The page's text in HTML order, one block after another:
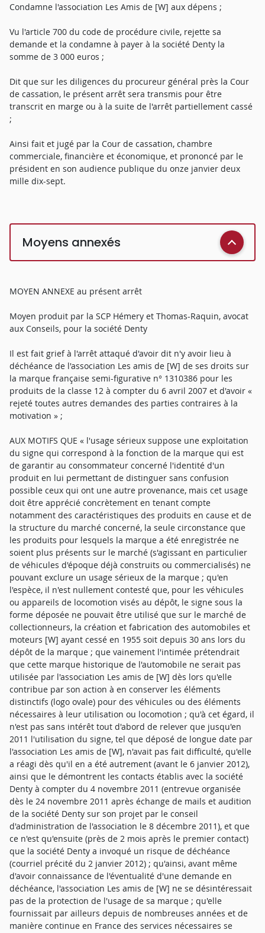
Condamne l'association Les Amis de [W] aux dépens ;
Vu l'article 700 du code de procédure civile, rejette sa
demande et la condamne à payer à la société Denty la
somme de 3 000 euros ;
Dit que sur les diligences du procureur général près la Cour
de cassation, le présent arrêt sera transmis pour être
transcrit en marge ou à la suite de l'arrêt partiellement cassé
;
Ainsi fait et jugé par la Cour de cassation, chambre
commerciale, financière et économique, et prononcé par le
président en son audience publique du onze janvier deux
mille dix-sept.
Moyens annexés
MOYEN ANNEXE au présent arrêt
Moyen produit par la SCP Hémery et Thomas-Raquin, avocat
aux Conseils, pour la société Denty
Il est fait grief à l'arrêt attaqué d'avoir dit n'y avoir lieu à
déchéance de l'association Les amis de [W] de ses droits sur
la marque française semi-figurative n° 1310386 pour les
produits de la classe 12 à compter du 6 avril 2007 et d'avoir «
rejeté toutes autres demandes des parties contraires à la
motivation » ;
AUX MOTIFS QUE « l'usage sérieux suppose une exploitation
du signe qui correspond à la fonction de la marque qui est
de garantir au consommateur concerné l'identité d'un
produit en lui permettant de distinguer sans confusion
possible ceux qui ont une autre provenance, mais cet usage
doit être apprécié concrètement en tenant compte
notamment des caractéristiques des produits en cause et de
la structure du marché concerné, la seule circonstance que
les produits pour lesquels la marque a été enregistrée ne
soient plus présents sur le marché (s'agissant en particulier
de véhicules d'époque déjà construits ou commercialisés) ne
pouvant exclure un usage sérieux de la marque ; qu'en
l'espèce, il n'est nullement contesté que, pour les véhicules
ou appareils de locomotion visés au dépôt, le signe sous la
forme déposée ne pouvait être utilisé que sur le marché de
collectionneurs, la création et fabrication des automobiles et
moteurs [W] ayant cessé en 1955 soit depuis 30 ans lors du
dépôt de la marque ; que vainement l'intimée prétendrait
que cette marque historique de l'automobile ne serait pas
utilisée par l'association Les amis de [W] dès lors qu'elle
contribue par son action à en conserver les éléments
distinctifs (logo ovale) pour des véhicules ou des éléments
nécessaires à leur utilisation ou locomotion ; qu'à cet égard, il
n'est pas sans intérêt tout d'abord de relever que jusqu'en
2011 l'utilisation du signe, tel que déposé de longue date par
l'association Les amis de [W], n'avait pas fait difficulté, qu'elle
a réagi dès qu'il en a été autrement (avant le 6 janvier 2012),
ainsi que le démontrent les contacts établis avec la société
Denty à compter du 4 novembre 2011 (entrevue organisée
dès le 24 novembre 2011 après échange de mails et audition
de la société Denty sur son projet par le conseil
d'administration de l'association le 8 décembre 2011), et que
ce n'est qu'ensuite (près de 2 mois après le premier contact)
que la société Denty a invoqué un risque de déchéance
(courriel précité du 2 janvier 2012) ; qu'ainsi, avant même
d'avoir connaissance de l'éventualité d'une demande en
déchéance, l'association Les amis de [W] ne se désintéressait
pas de la protection de l'usage de sa marque ; qu'elle
fournissait par ailleurs depuis de nombreuses années et de
manière continue en France des services nécessaires se